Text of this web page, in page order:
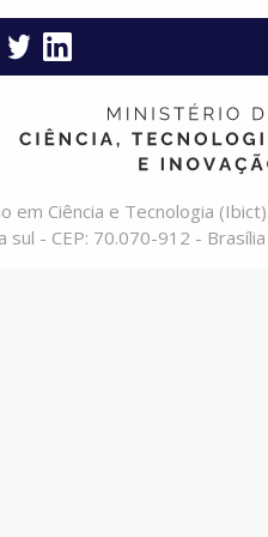
em Ciência e Tecnologia (Ibict)
sul - CEP: 70.070-912 -